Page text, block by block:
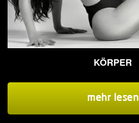
KÖRPER
mehr lesen